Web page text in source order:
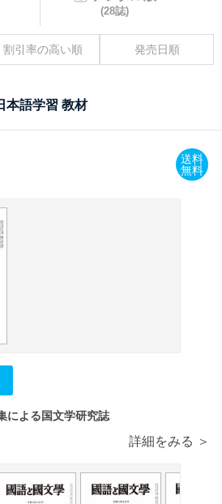
(28誌)
割引率の高い順 発売日順
本語学習 教材
送料
無料
による国文学研究誌
詳細をみる ＞